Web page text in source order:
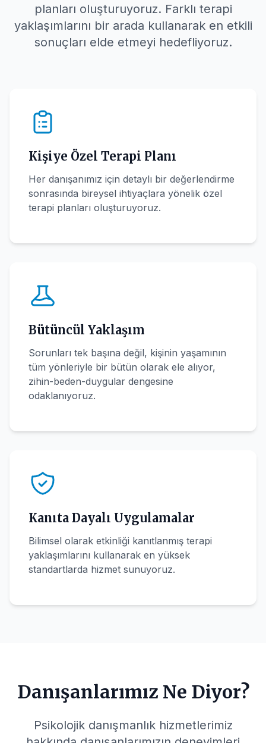
planları oluşturuyoruz. Farklı terapi
yaklaşımlarını bir arada kullanarak en etkili
sonuçları elde etmeyi hedefliyoruz.
Kişiye Özel Terapi Planı
Her danışanımız için detaylı bir değerlendirme
sonrasında bireysel ihtiyaçlara yönelik özel
terapi planları oluşturuyoruz.
Bütüncül Yaklaşım
Sorunları tek başına değil, kişinin yaşamının
tüm yönleriyle bir bütün olarak ele alıyor,
zihin-beden-duygular dengesine
odaklanıyoruz.
Kanıta Dayalı Uygulamalar
Bilimsel olarak etkinliği kanıtlanmış terapi
yaklaşımlarını kullanarak en yüksek
standartlarda hizmet sunuyoruz.
Danışanlarımız Ne Diyor?
Psikolojik danışmanlık hizmetlerimiz